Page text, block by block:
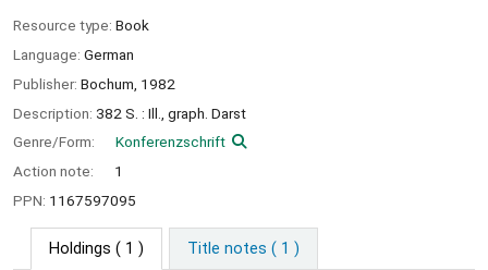
Resource type: Book
Language: German
Publisher: Bochum, 1982
Description: 382 S. : Ill., graph. Darst
Genre/Form:
Konferenzschrift
Action note:
1
PPN: 1167597095
Holdings ( 1 ) Title notes ( 1 )